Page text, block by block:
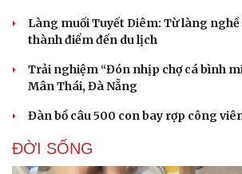
Làng muối Tuyết Diêm: Từ làng
thành điểm đến du lịch
Trải nghiệm “Đón nhịp chợ cá bình
Mân Thái, Đà Nẵng
Đàn bồ câu 500 con bay rợp công
ĐỜI SỐNG